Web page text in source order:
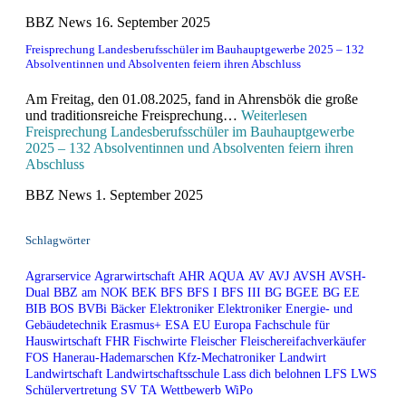
BBZ News 16. September 2025
Freisprechung Landesberufsschüler im Bauhauptgewerbe 2025 – 132
Absolventinnen und Absolventen feiern ihren Abschluss
Am Freitag, den 01.08.2025, fand in Ahrensbök die große
und traditionsreiche Freisprechung… Weiterlesen
Freisprechung Landesberufsschüler im Bauhauptgewerbe
2025 – 132 Absolventinnen und Absolventen feiern ihren
Abschluss
BBZ News 1. September 2025
Schlagwörter
Agrarservice Agrarwirtschaft AHR AQUA AV AVJ AVSH AVSH-
Dual BBZ am NOK BEK BFS BFS I BFS III BG BGEE BG EE
BIB BOS BVBi Bäcker Elektroniker Elektroniker Energie- und
Gebäudetechnik Erasmus+ ESA EU Europa Fachschule für
Hauswirtschaft FHR Fischwirte Fleischer Fleischereifachverkäufer
FOS Hanerau-Hademarschen Kfz-Mechatroniker Landwirt
Landwirtschaft Landwirtschaftsschule Lass dich belohnen LFS LWS
Schülervertretung SV TA Wettbewerb WiPo